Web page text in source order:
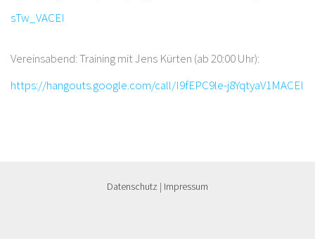
sTw_VACEI
Vereinsabend: Training mit Jens Kürten (ab 20:00 Uhr):
https://hangouts.google.com/call/I9fEPC9le-j8YqtyaV1MACEI
Datenschutz | Impressum